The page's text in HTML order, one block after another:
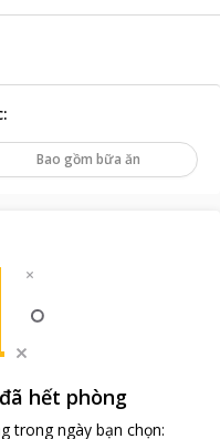
:
Bao gồm bữa ăn
hết phòng
trong ngày bạn chọn: